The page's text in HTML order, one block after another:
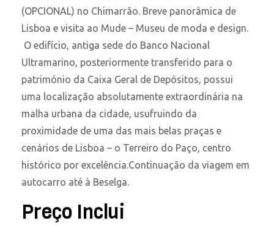
(OPCIONAL) no Chimarrão. Breve panorâmica de
Lisboa e visita ao Mude – Museu de moda e design.
O edifício, antiga sede do Banco Nacional
Ultramarino, posteriormente transferido para o
património da Caixa Geral de Depósitos, possui
uma localização absolutamente extraordinária na
malha urbana da cidade, usufruindo da
proximidade de uma das mais belas praças e
cenários de Lisboa – o Terreiro do Paço, centro
histórico por excelência.Continuação da viagem em
autocarro até à Beselga.
Preço Inclui